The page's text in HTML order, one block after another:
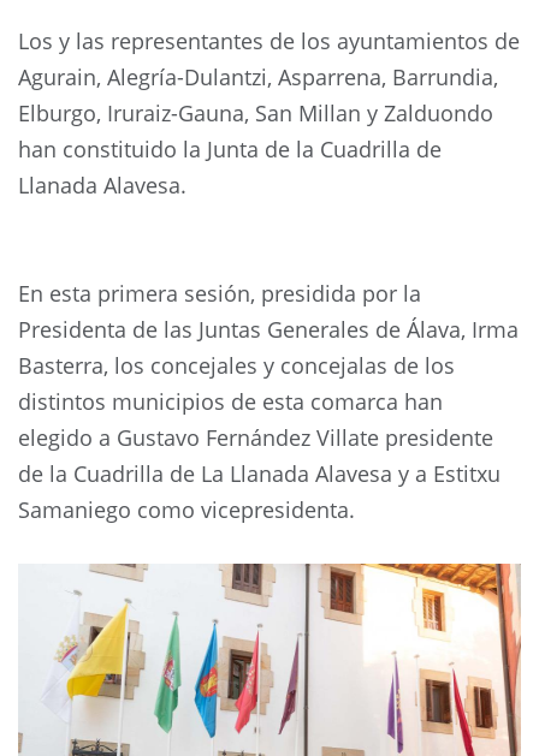
Los y las representantes de los ayuntamientos de
Agurain, Alegría-Dulantzi, Asparrena, Barrundia,
Elburgo, Iruraiz-Gauna, San Millan y Zalduondo
han constituido la Junta de la Cuadrilla de
Llanada Alavesa.
En esta primera sesión, presidida por la
Presidenta de las Juntas Generales de Álava, Irma
Basterra, los concejales y concejalas de los
distintos municipios de esta comarca han
elegido a Gustavo Fernández Villate presidente
de la Cuadrilla de La Llanada Alavesa y a Estitxu
Samaniego como vicepresidenta.